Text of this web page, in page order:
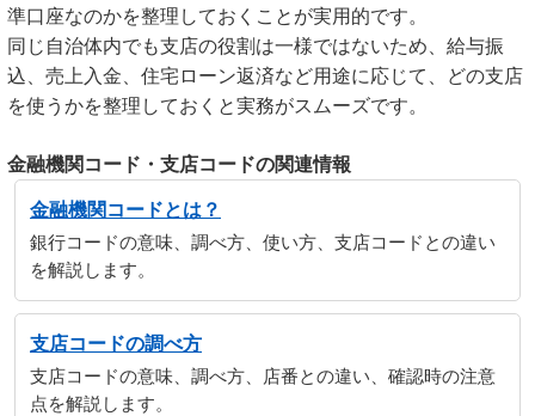
準口座なのかを整理しておくことが実用的です。
同じ自治体内でも支店の役割は一様ではないため、給与振
込、売上入金、住宅ローン返済など用途に応じて、どの支店
を使うかを整理しておくと実務がスムーズです。
金融機関コード・支店コードの関連情報
金融機関コードとは？
銀行コードの意味、調べ方、使い方、支店コードとの違い
を解説します。
支店コードの調べ方
支店コードの意味、調べ方、店番との違い、確認時の注意
点を解説します。